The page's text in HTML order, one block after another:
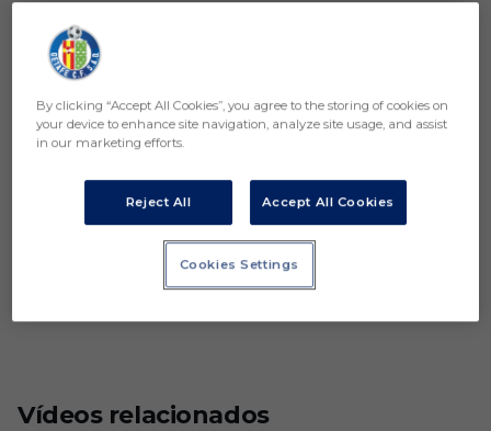
Vídeos relacionados
By clicking “Accept All Cookies”, you agree to the storing of cookies on
your device to enhance site navigation, analyze site usage, and assist
in our marketing efforts.
Reject All Accept All Cookies
Cookies Settings